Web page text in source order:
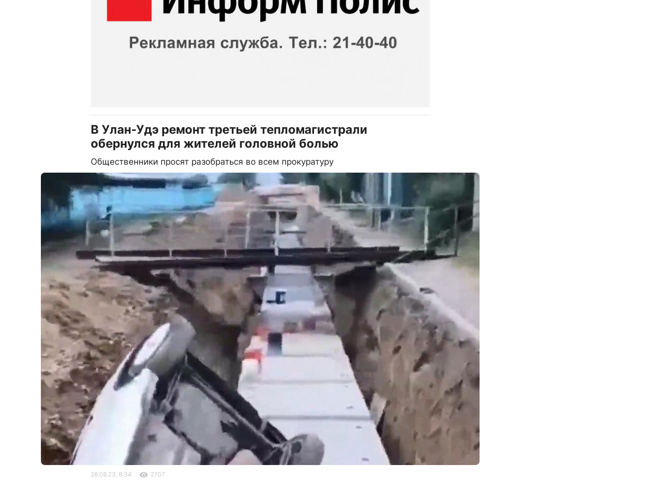
В Улан-Удэ ремонт третьей тепломагистрали
обернулся для жителей головной болью
Общественники просят разобраться во всем прокуратуру
28.08.23, 8:34 2707